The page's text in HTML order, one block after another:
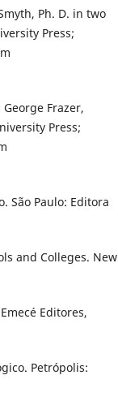
Ph. D. in two
Press;
George Frazer,
Press;
São Paulo: Editora
and Colleges. New
Editores,
Petrópolis: